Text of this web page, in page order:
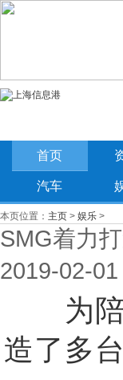
首页
汽车
本页位置： 主页 > 娱乐 >
SMG着力
2019-02-
为陪
造了多